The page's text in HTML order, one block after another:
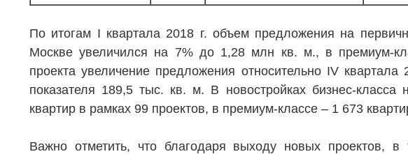
Новостройки
Коммерческая недвижимость
Элитная недвижимость
Акции
Обмен квартир
По итогам I квартала 2018 г. объем предложения на
Москве увеличился на 7% до 1,28 млн кв. м., в премиум-
проекта увеличение предложения относительно IV квартала
показателя 189,5 тыс. кв. м. В новостройках бизнес-
квартир в рамках 99 проектов, в премиум-классе – 1 673
Важно отметить, что благодаря выходу новых проектов,